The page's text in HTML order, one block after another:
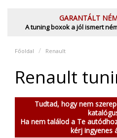
GARANTÁLT
A tuning boxok a jól ismert
Főoldal Renault
Renault
Tudtad, hogy nem
Ha nem találod a Te
kérj ingyenes